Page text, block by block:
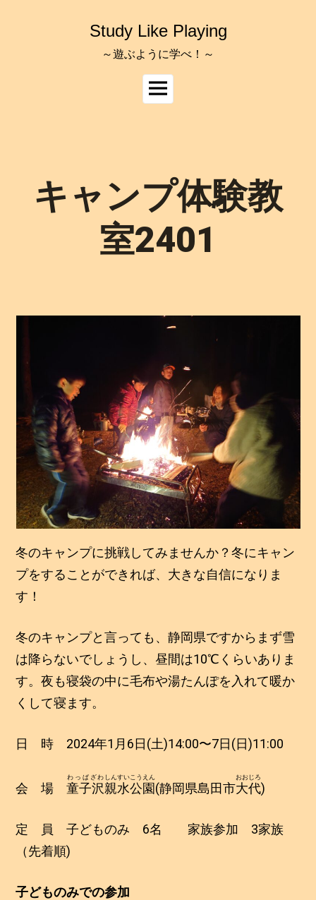
Study Like Playing
～遊ぶように学べ！～
メ
イ
ー
キャンプ体験教
室2401
冬のキャンプに挑戦してみませんか？冬にキャン
プをすることができれば、大きな自信になりま
す！
冬のキャンプと言っても、静岡県ですからまず雪
は降らないでしょうし、昼間は10℃くらいありま
す。夜も寝袋の中に毛布や湯たんぽを入れて暖か
くして寝ます。
日 時 2024年1月6日(土)14:00〜7日(日)11:00
会 場童子沢
わっぱざわ
親水公園
しんすいこうえん
(静岡県島田市大代
おおじろ
)
定 員 子どものみ 6名 家族参加 3家族
（先着順)
子どものみでの参加